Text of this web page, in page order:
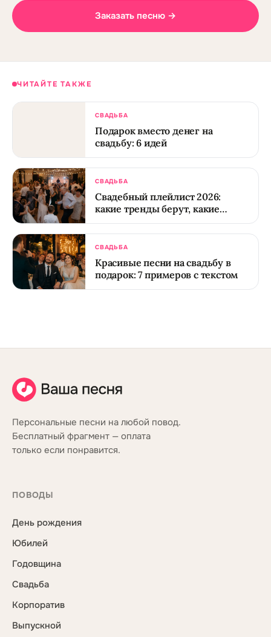
Заказать песню →
ЧИТАЙТЕ ТАКЖЕ
СВАДЬБА
Подарок вместо денег на
свадьбу: 6 идей
СВАДЬБА
Свадебный плейлист 2026:
какие тренды берут, какие
отжили
СВАДЬБА
Красивые песни на свадьбу в
подарок: 7 примеров с текстом
Персональные песни на любой повод.
Бесплатный фрагмент — оплата
только если понравится.
ПОВОДЫ
День рождения
Юбилей
Годовщина
Свадьба
Корпоратив
Выпускной